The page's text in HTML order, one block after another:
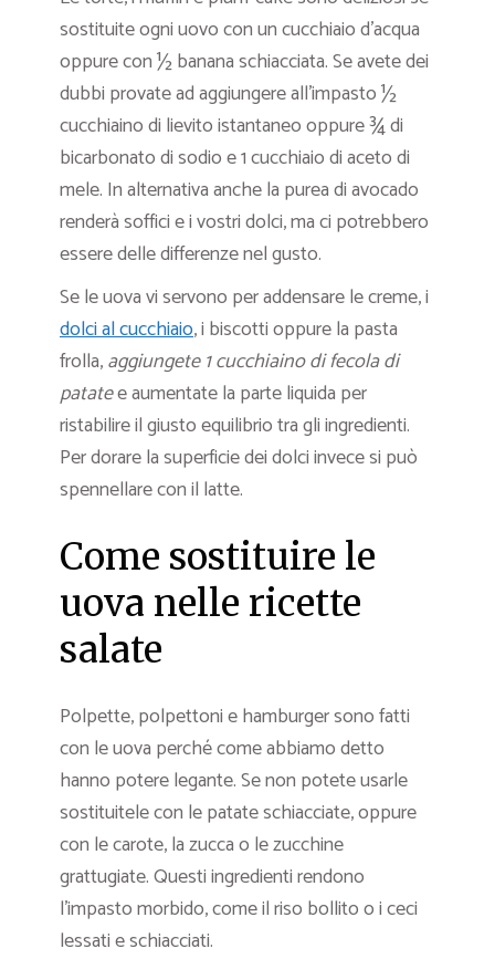
sostituite ogni uovo con un cucchiaio d’acqua
oppure con ½ banana schiacciata. Se avete dei
dubbi provate ad aggiungere all’impasto ½
cucchiaino di lievito istantaneo oppure ¾ di
bicarbonato di sodio e 1 cucchiaio di aceto di
mele. In alternativa anche la purea di avocado
renderà soffici e i vostri dolci, ma ci potrebbero
essere delle differenze nel gusto.
Se le uova vi servono per addensare le creme, i
dolci al cucchiaio, i biscotti oppure la pasta
frolla,aggiungete 1 cucchiaino di fecola di
patatee aumentate la parte liquida per
ristabilire il giusto equilibrio tra gli ingredienti.
Per dorare la superficie dei dolci invece si può
spennellare con il latte.
Come sostituire le
uova nelle ricette
salate
Polpette, polpettoni e hamburger sono fatti
con le uova perché come abbiamo detto
hanno potere legante. Se non potete usarle
sostituitele con le patate schiacciate, oppure
con le carote, la zucca o le zucchine
grattugiate. Questi ingredienti rendono
l’impasto morbido, come il riso bollito o i ceci
lessati e schiacciati.